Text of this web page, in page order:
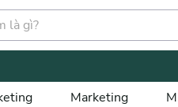
Marketing